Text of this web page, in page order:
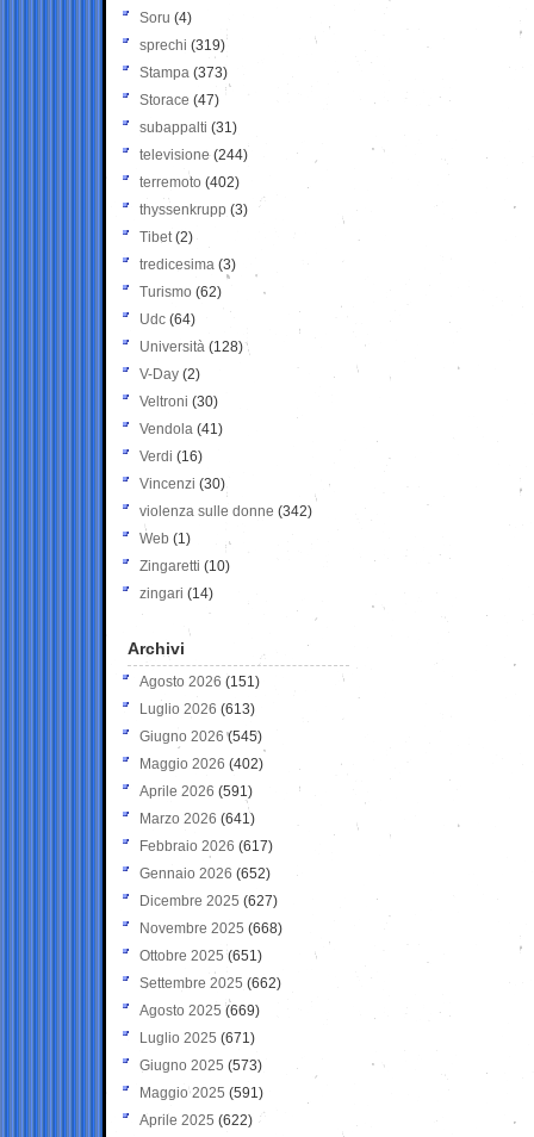
Soru (4)
sprechi (319)
Stampa (373)
Storace (47)
subappalti (31)
televisione(244)
terremoto (402)
thyssenkrupp (3)
Tibet(2)
tredicesima (3)
Turismo (62)
Udc (64)
Università (128)
V-Day (2)
Veltroni (30)
Vendola (41)
Verdi (16)
Vincenzi (30)
violenza sulle donne (342)
Web (1)
Zingaretti (10)
zingari (14)
Archivi
Agosto 2026 (151)
Luglio 2026 (613)
Giugno 2026 (545)
Maggio 2026 (402)
Aprile 2026 (591)
Marzo 2026 (641)
Febbraio 2026 (617)
Gennaio 2026 (652)
Dicembre 2025 (627)
Novembre 2025 (668)
Ottobre 2025 (651)
Settembre 2025 (662)
Agosto 2025 (669)
Luglio 2025 (671)
Giugno 2025 (573)
Maggio 2025 (591)
Aprile 2025 (622)